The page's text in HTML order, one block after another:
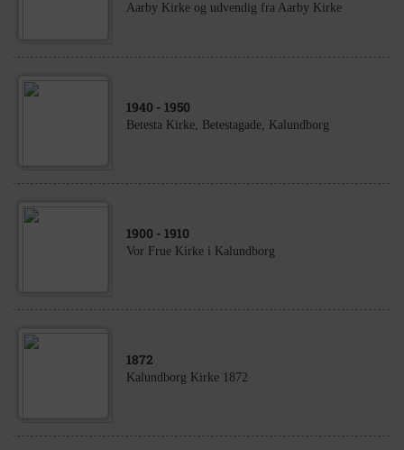
Aarby Kirke og udvendig fra Aarby Kirke
1940 - 1950
Betesta Kirke, Betestagade, Kalundborg
1900 - 1910
Vor Frue Kirke i Kalundborg
1872
Kalundborg Kirke 1872